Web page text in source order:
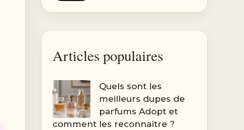
Articles populaires
Quels sont les
meilleurs dupes de
parfums Adopt et
comment les reconnaître ?